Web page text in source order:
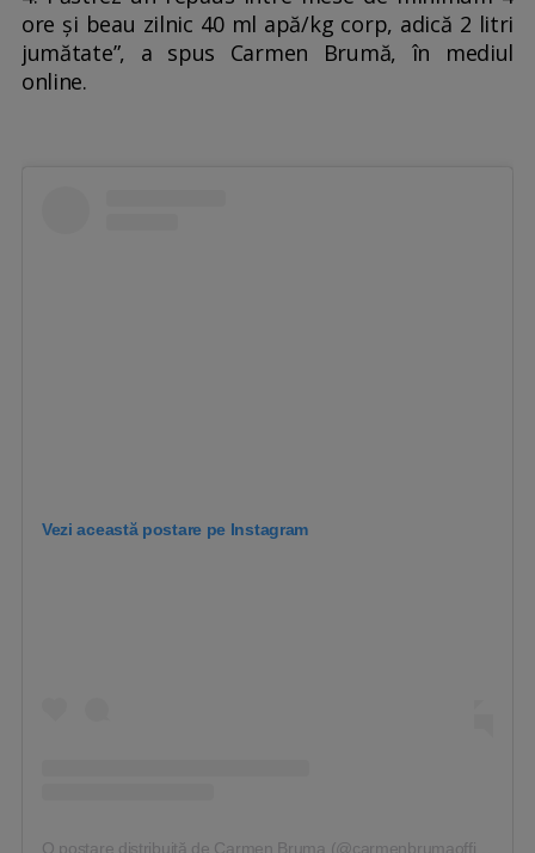
ore și beau zilnic 40 ml apă/kg corp, adică 2 litri
jumătate”, a spus Carmen Brumă, în mediul
online.
Vezi această postare pe Instagram